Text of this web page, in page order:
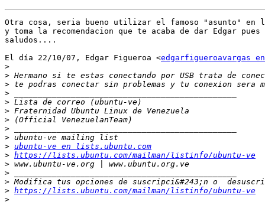
Otra cosa, seria bueno utilizar el famoso "asunto"
y toma la recomendacion que te acaba de dar Edgar
saludos....
El día 22/10/07, Edgar Figueroa <edgarfigueroavargas
>
>
>
>
>
>
>
>
>
> ubuntu-ve en lists.ubuntu.com
> https://lists.ubuntu.com/mailman/listinfo/ubuntu-ve
>
>
>
> https://lists.ubuntu.com/mailman/listinfo/ubuntu-ve
>